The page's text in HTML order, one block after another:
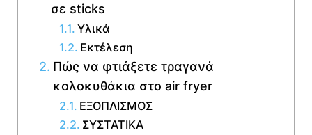
σε sticks
Υλικά
Εκτέλεση
Πώς να φτιάξετε τραγανά
κολοκυθάκια στο air fryer
ΕΞΟΠΛΙΣΜΟΣ
ΣΥΣΤΑΤΙΚΑ